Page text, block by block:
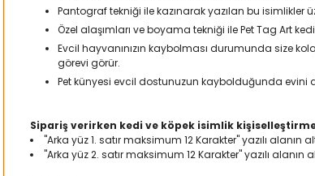
Pantograf tekniği ile kazınarak yazılan bu isimlikler
Özel alaşımları ve boyama tekniği ile Pet Tag Art
Evcil hayvanınızın kaybolması durumunda size
görevi görür.
Pet künyesi evcil dostunuzun kaybolduğunda evini
Sipariş verirken kedi ve köpek isimlik
"Arka yüz 1. satır maksimum 12 Karakter" yazılı
"Arka yüz 2. satır maksimum 12 Karakter" yazılı